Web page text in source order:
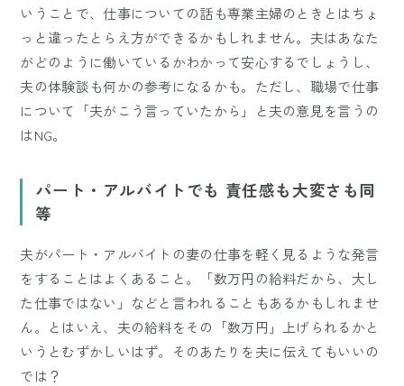
いうことで、仕事についての話も専業主婦のときとはちょ
っと違ったとらえ方ができるかもしれません。夫はあなた
がどのように働いているかわかって安心するでしょうし、
夫の体験談も何かの参考になるかも。ただし、職場で仕事
について「夫がこう言っていたから」と夫の意見を言うの
はNG。
パート・アルバイトでも 責任感も大変さも同
等
夫がパート・アルバイトの妻の仕事を軽く見るような発言
をすることはよくあること。「数万円の給料だから、大し
た仕事ではない」などと言われることもあるかもしれませ
ん。とはいえ、夫の給料をその「数万円」上げられるかと
いうとむずかしいはず。そのあたりを夫に伝えてもいいの
では？